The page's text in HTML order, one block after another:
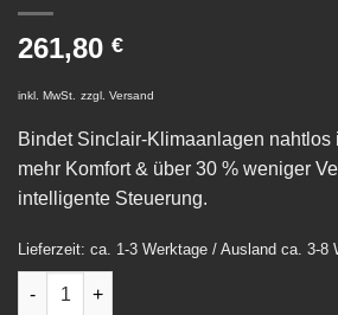
261,80 €
inkl. MwSt. zzgl. Versand
Bindet Sinclair-Klimaanlagen nahtlos
mehr Komfort & über 30 % weniger
intelligente Steuerung.
Lieferzeit: ca. 1-3 Werktage / Ausland ca. 3-8
Loxone AC Control Air für Sinclair Menge